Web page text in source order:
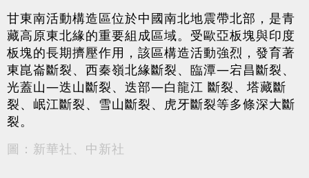
甘東南活動構造區位於中國南北地震帶北部，是青
藏高原東北緣的重要組成區域。受歐亞板塊與印度
板塊的長期擠壓作用，該區構造活動強烈，發育著
東崑崙斷裂、西秦嶺北緣斷裂、臨潭—宕昌斷裂、
光蓋山—迭山斷裂、迭部—白龍江 斷裂、塔藏斷
裂、岷江斷裂、雪山斷裂、虎牙斷裂等多條深大斷
裂。
圖：新華社、中新社